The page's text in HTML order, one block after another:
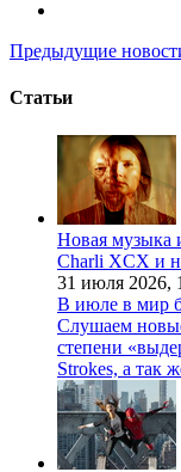
Предыдущие
Статьи
Новая музыка
Charli XCX и
31 июля 2026,
В июле в мир
Слушаем
степени
Strokes, а так